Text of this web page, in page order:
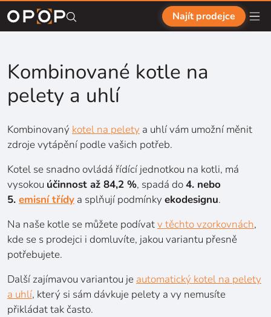
Přejít na hlavní obsah
Najít prodejce
Kombinované kotle na
pelety a uhlí
Kombinovaný kotel na pelety a uhlí vám umožní měnit
zdroje vytápění podle vašich potřeb.
Kotel se snadno ovládá řídící jednotkou na kotli, má
vysokou účinnost až 84,2 %, spadá do4. nebo
5. emisní třídy a splňují podmínky ekodesignu.
Na naše kotle se můžete podívatv těchto vzorkovnách,
kde se s prodejci i domluvíte, jakou variantu přesně
potřebujete.
Další zajímavou variantou je automatický kotel na pelety
a uhlí, který si sám dávkuje pelety a vy nemusíte
přikládat tak často.